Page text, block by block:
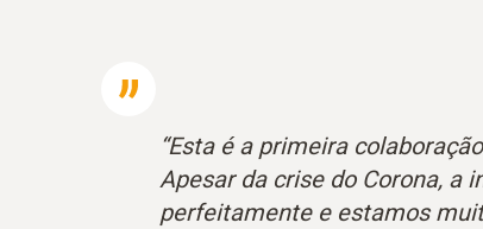
“Esta é a primeira
Apesar da crise do Corona, a
perfeitamente e estamos